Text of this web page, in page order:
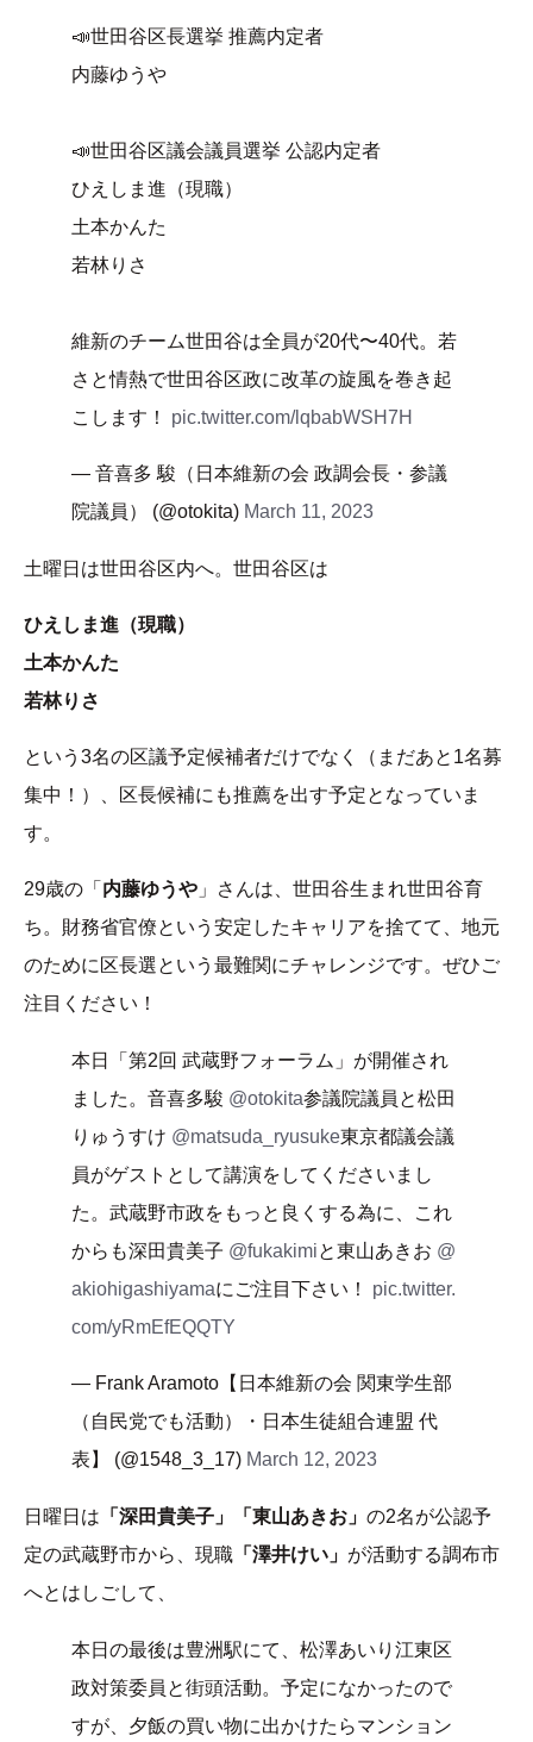
📣世田谷区長選挙 推薦内定者
内藤ゆうや
📣世田谷区議会議員選挙 公認内定者
ひえしま進（現職）
土本かんた
若林りさ
維新のチーム世田谷は全員が20代〜40代。若
さと情熱で世田谷区政に改革の旋風を巻き起
こします！ pic.twitter.com/lqbabWSH7H
— 音喜多 駿（日本維新の会 政調会長・参議
院議員） (@otokita) March 11, 2023
土曜日は世田谷区内へ。世田谷区は
ひえしま進（現職）
土本かんた
若林りさ
という3名の区議予定候補者だけでなく（まだあと1名募
集中！）、区長候補にも推薦を出す予定となっていま
す。
29歳の「 内藤ゆうや 」さんは、世田谷生まれ世田谷育
ち。財務省官僚という安定したキャリアを捨てて、地元
のために区長選という最難関にチャレンジです。ぜひご
注目ください！
本日「第2回 武蔵野フォーラム」が開催され
ました。音喜多駿 @otokita参議院議員と松田
りゅうすけ @matsuda_ryusuke東京都議会議
員がゲストとして講演をしてくださいまし
た。武蔵野市政をもっと良くする為に、これ
からも深田貴美子 @fukakimiと東山あきお @
akiohigashiyamaにご注目下さい！ pic.twitter.
com/yRmEfEQQTY
— Frank Aramoto【日本維新の会 関東学生部
（自民党でも活動）・日本生徒組合連盟 代
表】 (@1548_3_17) March 12, 2023
日曜日は 「深田貴美子」「東山あきお」 の2名が公認予
定の武蔵野市から、現職 「澤井けい」 が活動する調布市
へとはしごして、
本日の最後は豊洲駅にて、松澤あいり江東区
政対策委員と街頭活動。予定になかったので
すが、夕飯の買い物に出かけたらマンション